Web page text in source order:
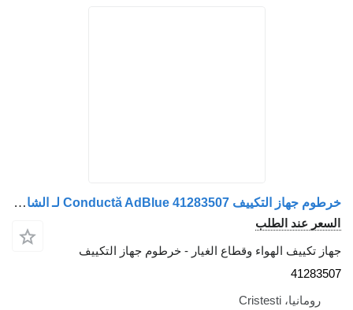
خرطوم جهاز التكييف Conductă AdBlue 41283507 لـ الشاحنات IVECO
السعر عند الطلب
جهاز تكييف الهواء وقطاع الغيار - خرطوم جهاز التكييف
41283507
رومانيا، Cristesti